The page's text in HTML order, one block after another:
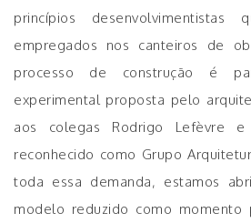
princípios desenvolvimentistas
empregados nos canteiros de
processo de construção é
experimental proposta pelo
aos colegas Rodrigo Lefèvre
reconhecido como Grupo
toda essa demanda, estamos
modelo reduzido como